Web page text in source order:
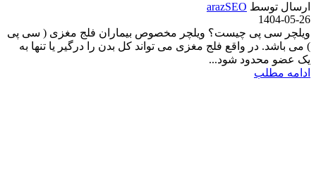
ارسال توسط arazSEO
1404-05-26
ویلچر سی پی چیست؟ ویلچر مخصوص بیماران فلج مغزی ( سی پی
) می باشد. در واقع فلج مغزی می تواند کل بدن را درگیر یا تنها به
یک عضو محدود شود...
ادامه مطلب